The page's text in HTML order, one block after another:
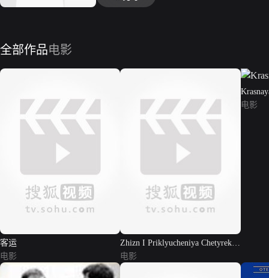
全部作品电影
客运
电影
Zhizn I Priklyucheniya Chetyrekh
...
电影
电影